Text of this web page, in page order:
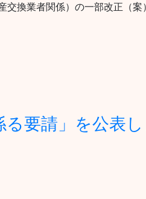
交換業者関係）の一部改正（
要請」を公表し